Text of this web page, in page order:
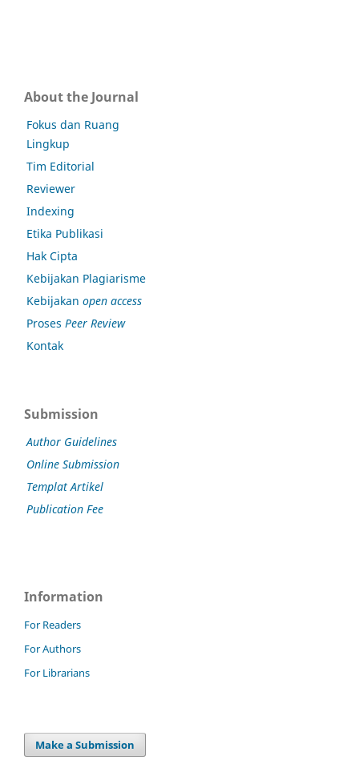
About the Journal
Fokus dan Ruang
Lingkup
Tim Editorial
Reviewer
Indexing
Etika Publikasi
Hak Cipta
Kebijakan Plagiarisme
Kebijakan open access
Proses Peer Review
Kontak
Submission
Author Guidelines
Online Submission
Templat Artikel
Publication Fee
Information
For Readers
For Authors
For Librarians
Make a Submission